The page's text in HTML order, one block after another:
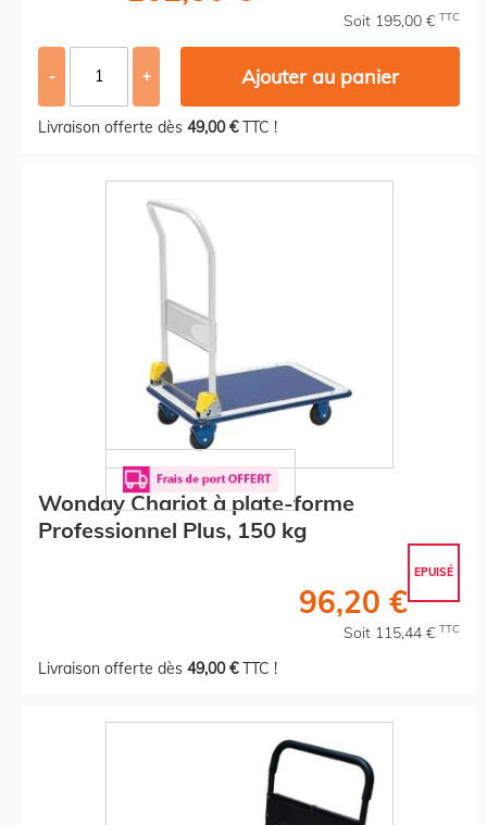
Soit 195,00 € TTC
- + Ajouter au panier
Livraison offerte dès 49,00 €TTC !
Wonday Chariot à plate-forme
Professionnel Plus, 150 kg
EPUISÉ
96,20 €
Soit 115,44 € TTC
Livraison offerte dès 49,00 €TTC !